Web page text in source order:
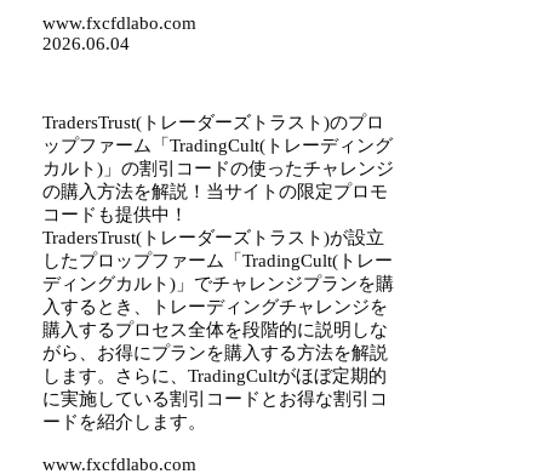
www.fxcfdlabo.com
2026.06.04
TradersTrust(トレーダーズトラスト)のプロ
ップファーム「TradingCult(トレーディング
カルト)」の割引コードの使ったチャレンジ
の購入方法を解説！当サイトの限定プロモ
コードも提供中！
TradersTrust(トレーダーズトラスト)が設立
したプロップファーム「TradingCult(トレー
ディングカルト)」でチャレンジプランを購
入するとき、トレーディングチャレンジを
購入するプロセス全体を段階的に説明しな
がら、お得にプランを購入する方法を解説
します。さらに、TradingCultがほぼ定期的
に実施している割引コードとお得な割引コ
ードを紹介します。
www.fxcfdlabo.com